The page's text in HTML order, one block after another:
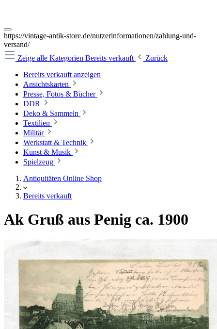
https://vintage-antik-store.de/nutzerinformationen/zahlung-und-
versand/
Zeige alle Kategorien Bereits verkauft
Zurück
Bereits verkauft anzeigen
Ansichtskarten
Presse, Fotos & Bücher
DDR
Deko & Sammeln
Textilien
Militär
Werkstatt & Technik
Kunst & Musik
Spielzeug
Antiquitäten Online Shop
Bereits verkauft
Ak Gruß aus Penig ca. 1900